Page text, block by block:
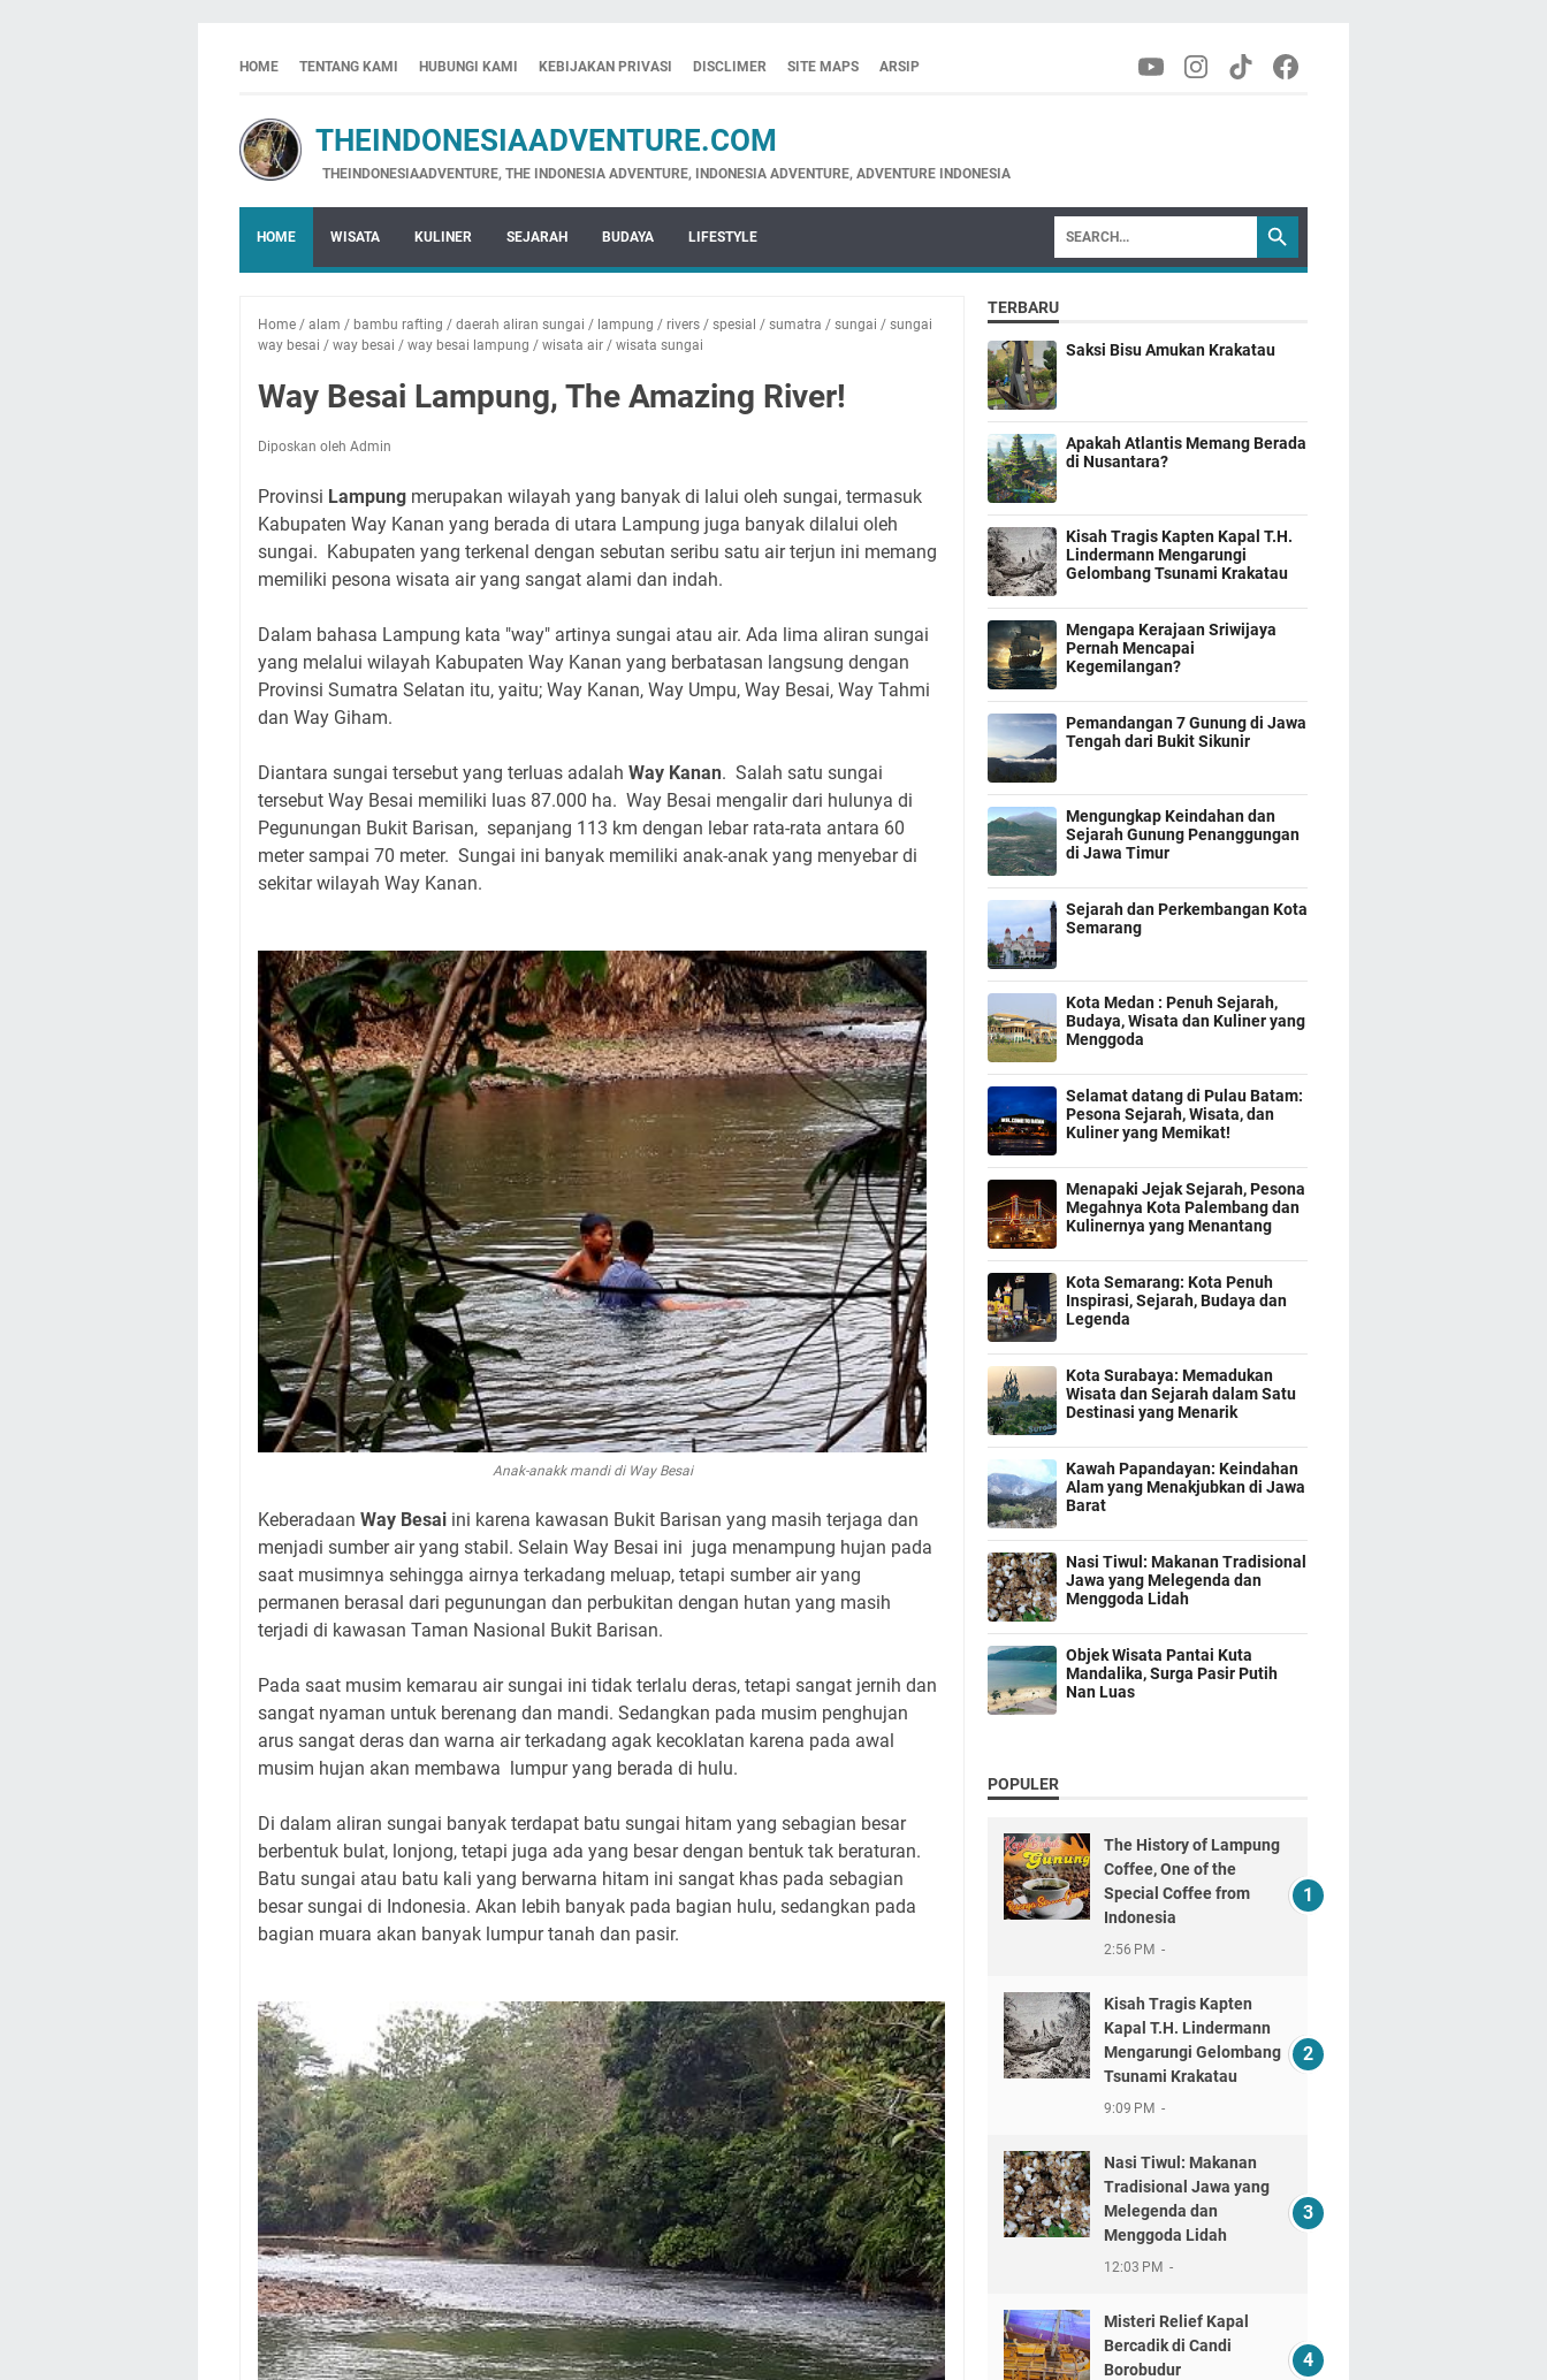
HOME TENTANG KAMI HUBUNGI KAMI KEBIJAKAN PRIVASI DISCLIMER SITE MAPS ARSIP
THEINDONESIAADVENTURE.COM
THEINDONESIAADVENTURE, THE INDONESIA ADVENTURE, INDONESIA ADVENTURE, ADVENTURE INDONESIA
HOME WISATA KULINER SEJARAH BUDAYA LIFESTYLE
Home / alam / bambu rafting / daerah aliran sungai / lampung / rivers / spesial / sumatra / sungai / sungai
way besai / way besai / way besai lampung / wisata air / wisata sungai
Way Besai Lampung, The Amazing River!
Diposkan oleh Admin
Provinsi Lampung merupakan wilayah yang banyak di lalui oleh sungai, termasuk
Kabupaten Way Kanan yang berada di utara Lampung juga banyak dilalui oleh
sungai. Kabupaten yang terkenal dengan sebutan seribu satu air terjun ini memang
memiliki pesona wisata air yang sangat alami dan indah.
Dalam bahasa Lampung kata "way" artinya sungai atau air. Ada lima aliran sungai
yang melalui wilayah Kabupaten Way Kanan yang berbatasan langsung dengan
Provinsi Sumatra Selatan itu, yaitu; Way Kanan, Way Umpu, Way Besai, Way Tahmi
dan Way Giham.
Diantara sungai tersebut yang terluas adalah Way Kanan. Salah satu sungai
tersebut Way Besai memiliki luas 87.000 ha. Way Besai mengalir dari hulunya di
Pegunungan Bukit Barisan, sepanjang 113 km dengan lebar rata-rata antara 60
meter sampai 70 meter. Sungai ini banyak memiliki anak-anak yang menyebar di
sekitar wilayah Way Kanan.
Anak-anakk mandi di Way Besai
Keberadaan Way Besai ini karena kawasan Bukit Barisan yang masih terjaga dan
menjadi sumber air yang stabil. Selain Way Besai ini juga menampung hujan pada
saat musimnya sehingga airnya terkadang meluap, tetapi sumber air yang
permanen berasal dari pegunungan dan perbukitan dengan hutan yang masih
terjadi di kawasan Taman Nasional Bukit Barisan.
Pada saat musim kemarau air sungai ini tidak terlalu deras, tetapi sangat jernih dan
sangat nyaman untuk berenang dan mandi. Sedangkan pada musim penghujan
arus sangat deras dan warna air terkadang agak kecoklatan karena pada awal
musim hujan akan membawa lumpur yang berada di hulu.
Di dalam aliran sungai banyak terdapat batu sungai hitam yang sebagian besar
berbentuk bulat, lonjong, tetapi juga ada yang besar dengan bentuk tak beraturan.
Batu sungai atau batu kali yang berwarna hitam ini sangat khas pada sebagian
besar sungai di Indonesia. Akan lebih banyak pada bagian hulu, sedangkan pada
bagian muara akan banyak lumpur tanah dan pasir.
TERBARU
Saksi Bisu Amukan Krakatau
Apakah Atlantis Memang Berada
di Nusantara?
Kisah Tragis Kapten Kapal T.H.
Lindermann Mengarungi
Gelombang Tsunami Krakatau
Mengapa Kerajaan Sriwijaya
Pernah Mencapai
Kegemilangan?
Pemandangan 7 Gunung di Jawa
Tengah dari Bukit Sikunir
Mengungkap Keindahan dan
Sejarah Gunung Penanggungan
di Jawa Timur
Sejarah dan Perkembangan Kota
Semarang
Kota Medan : Penuh Sejarah,
Budaya, Wisata dan Kuliner yang
Menggoda
Selamat datang di Pulau Batam:
Pesona Sejarah, Wisata, dan
Kuliner yang Memikat!
Menapaki Jejak Sejarah, Pesona
Megahnya Kota Palembang dan
Kulinernya yang Menantang
Kota Semarang: Kota Penuh
Inspirasi, Sejarah, Budaya dan
Legenda
Kota Surabaya: Memadukan
Wisata dan Sejarah dalam Satu
Destinasi yang Menarik
Kawah Papandayan: Keindahan
Alam yang Menakjubkan di Jawa
Barat
Nasi Tiwul: Makanan Tradisional
Jawa yang Melegenda dan
Menggoda Lidah
Objek Wisata Pantai Kuta
Mandalika, Surga Pasir Putih
Nan Luas
POPULER
The History of Lampung
Coffee, One of the
Special Coffee from
Indonesia
2:56 PM
Kisah Tragis Kapten
Kapal T.H. Lindermann
Mengarungi Gelombang
Tsunami Krakatau
9:09 PM
Nasi Tiwul: Makanan
Tradisional Jawa yang
Melegenda dan
Menggoda Lidah
12:03 PM
Misteri Relief Kapal
Bercadik di Candi
Borobudur